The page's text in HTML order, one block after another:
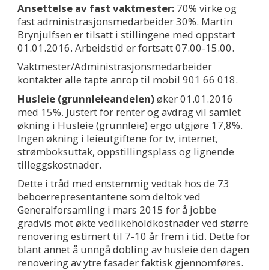
Ansettelse av fast vaktmester:70% virke og
fast administrasjonsmedarbeider 30%. Martin
Brynjulfsen er tilsatt i stillingene med oppstart
01.01.2016. Arbeidstid er fortsatt 07.00-15.00.
Vaktmester/Administrasjonsmedarbeider
kontakter alle tapte anrop til mobil 901 66 018.
Husleie (grunnleieandelen)øker 01.01.2016
med 15%. Justert for renter og avdrag vil samlet
økning i Husleie (grunnleie) ergo utgjøre 17,8%.
Ingen økning i leieutgiftene for tv, internet,
strømboksuttak, oppstillingsplass og lignende
tilleggskostnader.
Dette i tråd med enstemmig vedtak hos de 73
beboerrepresentantene som deltok ved
Generalforsamling i mars 2015 for å jobbe
gradvis mot økte vedlikeholdkostnader ved større
renovering estimert til 7-10 år frem i tid. Dette for
blant annet å unngå dobling av husleie den dagen
renovering av ytre fasader faktisk gjennomføres.